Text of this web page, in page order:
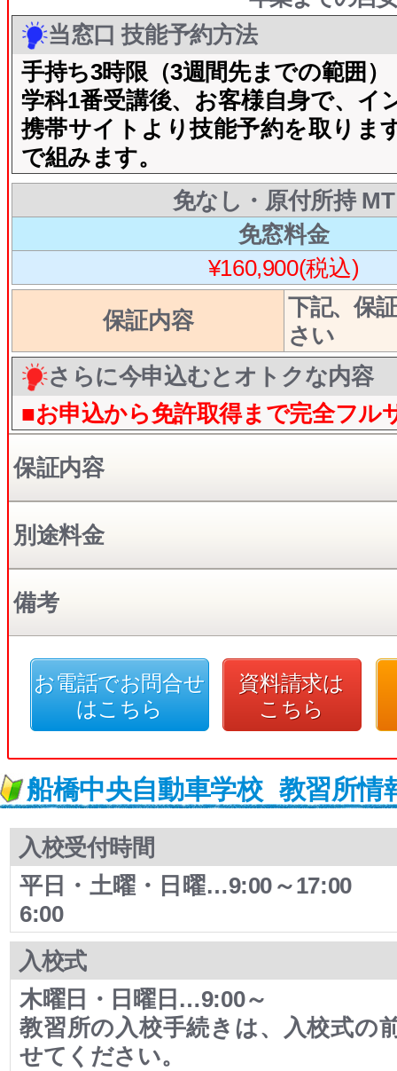
当窓口 技能予約方法
手持ち3時限（3週間先までの範囲）
学科1番受講後、お客様自身で、イ
携帯サイトより技能予約を取りま
で組みます。
免なし・原付所持 MT
免窓料金
¥160,900(税込)
保証内容
下記、保
さい
さらに今申込むとオトクな内容
■お申込から免許取得まで完全フル
保証内容
別途料金
備考
お電話でお問合せ
はこちら
資料請求は
こちら
船橋中央自動車学校 教習所情
入校受付時間
平日・土曜・日曜…9:00～17:00
6:00
入校式
木曜日・日曜日…9:00～
教習所の入校手続きは、入校式の
せてください。